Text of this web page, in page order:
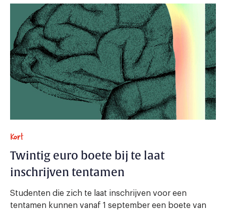
Kort
Twintig euro boete bij te laat
inschrijven tentamen
Studenten die zich te laat inschrijven voor een
tentamen kunnen vanaf 1 september een boete van